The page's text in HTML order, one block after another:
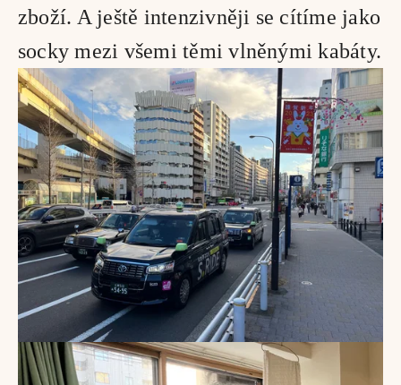
zboží. A ještě intenzivněji se cítíme jako
socky mezi všemi těmi vlněnými kabáty.